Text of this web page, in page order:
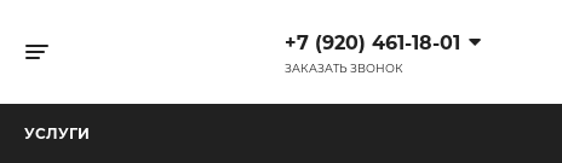
+7 (920) 461-18-01
ЗАКАЗАТЬ ЗВОНОК
УСЛУГИ